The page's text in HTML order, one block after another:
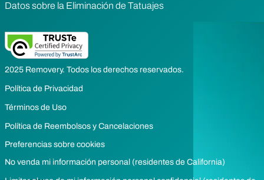
Datos sobre la Eliminación de Tatuajes
2025 Removery. Todos los derechos reservados.
Política de Privacidad
Términos de Uso
Política de Reembolsos y Cancelaciones
Preferencias sobre cookies
No venda mi información personal (residentes de California)